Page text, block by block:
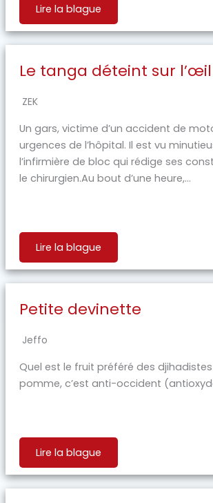
Lire la blague
Le tanga déteint sur l’œil
ZEK
Un gars, victime d’un accident de
urgences de l’hôpital. Il est vu
l’infirmière de bloc qui rédige ses
le chirurgien.Au bout d’une heure,...
Lire la blague
Petite devinette
Jeffo
Quel est le fruit préféré des djihadistes
pomme, c’est anti-occident
Lire la blague